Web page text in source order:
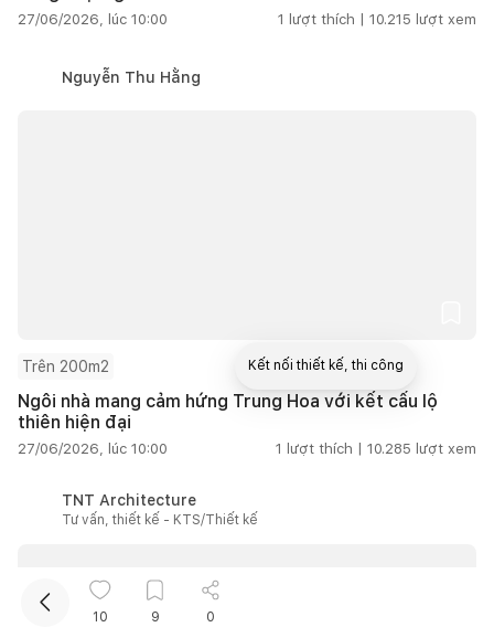
27/06/2026, lúc 10:00 1 lượt thích | 10.215 lượt xem
Nguyễn Thu Hằng
Trên 200m2
Ngôi nhà mang cảm hứng Trung Hoa với kết cấu lộ
thiên hiện đại
27/06/2026, lúc 10:00 1 lượt thích | 10.285 lượt xem
TNT Architecture
Tư vấn, thiết kế - KTS/Thiết kế
10 9 0
Kết nối thiết kế, thi công